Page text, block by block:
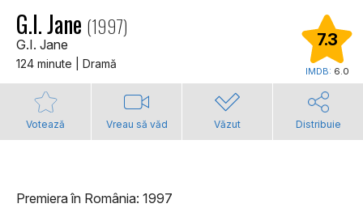
G.I. Jane (1997)
G.I. Jane
124 minute | Dramă
7.3
IMDB: 6.0
Votează Vreau să văd Văzut Distribuie
Premiera în România: 1997